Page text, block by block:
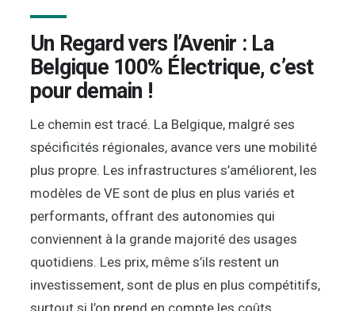
Un Regard vers l’Avenir : La
Belgique 100% Électrique, c’est
pour demain !
Le chemin est tracé. La Belgique, malgré ses
spécificités régionales, avance vers une mobilité
plus propre. Les infrastructures s’améliorent, les
modèles de VE sont de plus en plus variés et
performants, offrant des autonomies qui
conviennent à la grande majorité des usages
quotidiens. Les prix, même s’ils restent un
investissement, sont de plus en plus compétitifs,
surtout si l’on prend en compte les coûts